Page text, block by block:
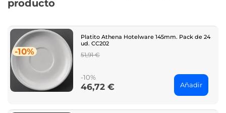
producto
-10%
Platito Athena Hotelware 145mm. Pack de 24
ud. CC202
Regular
51,91 €
-10%
Price
46,72 € Añadir